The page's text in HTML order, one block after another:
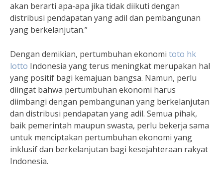
akan berarti apa-apa jika tidak diikuti dengan
distribusi pendapatan yang adil dan pembangunan
yang berkelanjutan.”
Dengan demikian, pertumbuhan ekonomi toto hk
lotto Indonesia yang terus meningkat merupakan hal
yang positif bagi kemajuan bangsa. Namun, perlu
diingat bahwa pertumbuhan ekonomi harus
diimbangi dengan pembangunan yang berkelanjutan
dan distribusi pendapatan yang adil. Semua pihak,
baik pemerintah maupun swasta, perlu bekerja sama
untuk menciptakan pertumbuhan ekonomi yang
inklusif dan berkelanjutan bagi kesejahteraan rakyat
Indonesia.